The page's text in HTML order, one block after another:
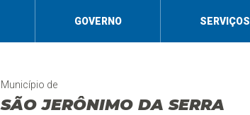
GOVERNO SERVIÇOS
Município de
SÃO JERÔNIMO DA SERRA